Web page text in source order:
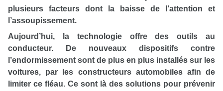
plusieurs facteurs dont la baisse de l’attention et
l’assoupissement.
Aujourd’hui, la technologie offre des outils au
conducteur. De nouveaux dispositifs contre
l’endormissement sont de plus en plus installés sur les
voitures, par les constructeurs automobiles afin de
limiter ce fléau. Ce sont là des solutions pour prévenir